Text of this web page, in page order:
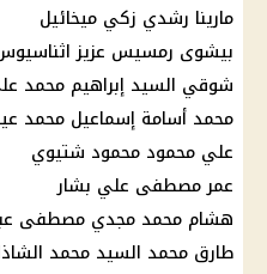
مارينا رشدي زكي ميخائيل
بيشوى رمسيس عزيز
شوقي السيد إبراهيم محمد
محمد أسامة إسماعيل محمد
علي محمود محمود شتيوي
عمر مصطفى علي بشار
هشام محمد مجدي مصطفى عبد
طارق محمد السيد محمد